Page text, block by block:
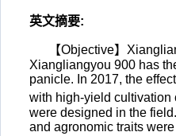
英文摘要:
【Objective】
Xiangliangyou 900 has
panicle. In 2017, the
with high-yield cultivation
were designed in the
and agronomic traits